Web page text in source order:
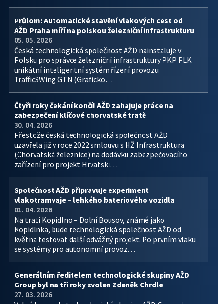
Průlom: Automatické stavění vlakových cest od
AŽD Praha míří na polskou železniční infrastrukturu
05. 05. 2026
Česká technologická společnost AŽD nainstaluje v
Polsku pro správce železniční infrastruktury PKP PLK
unikátní inteligentní systém řízení provozu
TrafficSWing GTN (Graficko…
Čtyři roky čekání končí! AŽD zahajuje práce na
zabezpečení klíčové chorvatské tratě
30. 04. 2026
Přestože česká technologická společnost AŽD
uzavřela již v roce 2022 smlouvu s HŽ Infrastruktura
(Chorvatská železnice) na dodávku zabezpečovacího
zařízení pro projekt Hrvatski…
Společnost AŽD připravuje experiment
vlakotramvaje – lehkého bateriového vozidla
01. 04. 2026
Na trati Kopidlno – Dolní Bousov, známé jako
Kopidlnka, bude technologická společnost AŽD od
května testovat další odvážný projekt. Po prvním vlaku
se systémy pro autonomní provoz…
Generálním ředitelem technologické skupiny AŽD
Group byl na tři roky zvolen Zdeněk Chrdle
27. 03. 2026